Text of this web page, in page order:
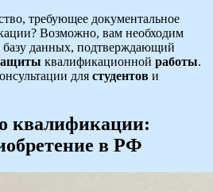
требующее документальное
Возможно, вам необходим
базу данных, подтверждающий
квалификационной работы.
для студентов и
квалификации:
в РФ